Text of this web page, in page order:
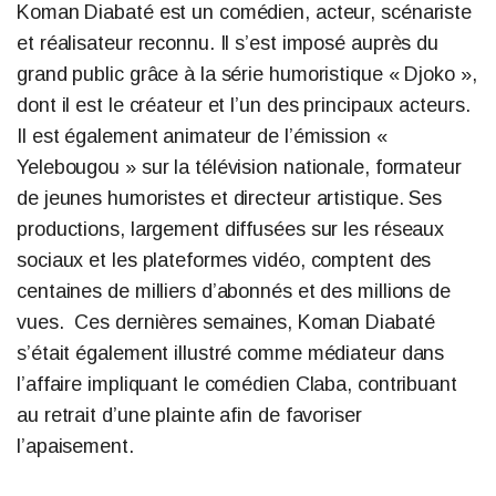
Koman Diabaté est un comédien, acteur, scénariste
et réalisateur reconnu. Il s’est imposé auprès du
grand public grâce à la série humoristique « Djoko »,
dont il est le créateur et l’un des principaux acteurs.
Il est également animateur de l’émission «
Yelebougou » sur la télévision nationale, formateur
de jeunes humoristes et directeur artistique. Ses
productions, largement diffusées sur les réseaux
sociaux et les plateformes vidéo, comptent des
centaines de milliers d’abonnés et des millions de
vues. Ces dernières semaines, Koman Diabaté
s’était également illustré comme médiateur dans
l’affaire impliquant le comédien Claba, contribuant
au retrait d’une plainte afin de favoriser
l’apaisement.